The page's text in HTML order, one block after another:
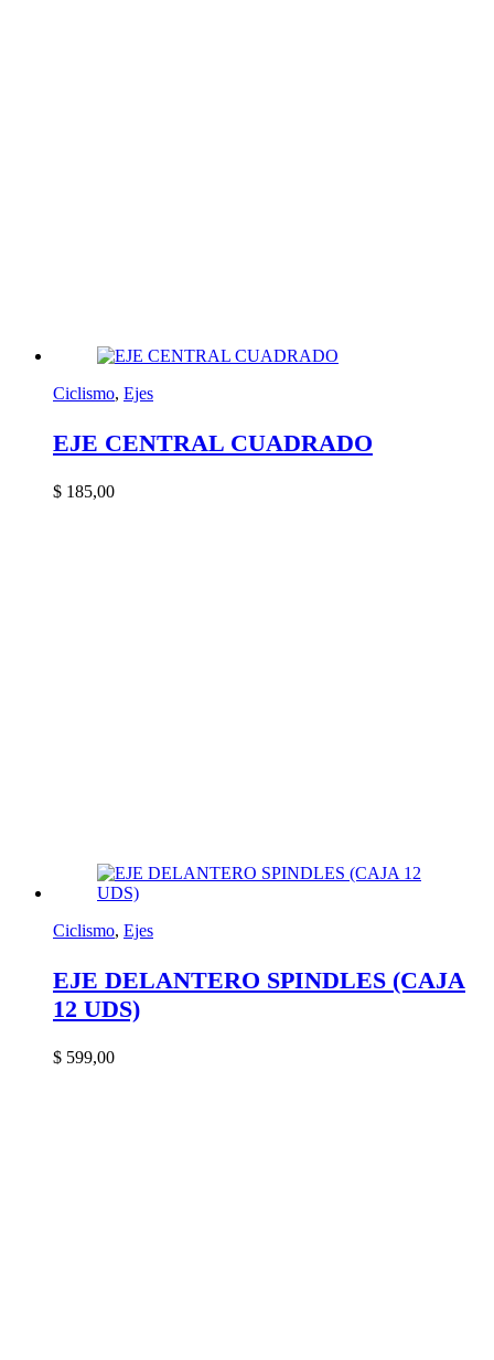
Ciclismo, Ejes
EJE CENTRAL CUADRADO
$ 185,00
Ciclismo, Ejes
EJE DELANTERO SPINDLES (CAJA
12 UDS)
$ 599,00